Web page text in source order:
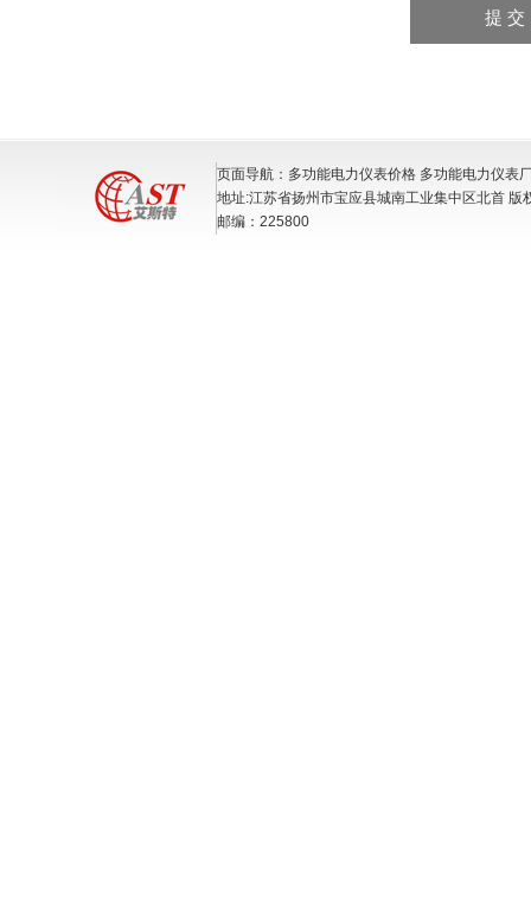
页面导航：多功能电力仪表价格 多功能电力仪表
地址:江苏省扬州市宝应县城南工业集中区北首 版
邮编：225800